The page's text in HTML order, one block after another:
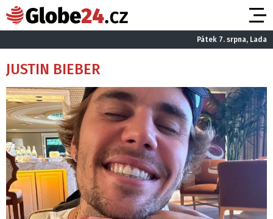
Pátek 7. srpna, Lada
JUSTIN BIEBER